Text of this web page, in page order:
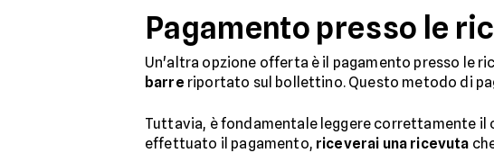
Pagamento presso le
Un'altra opzione offerta è il pagamento presso le
barre riportato sul bollettino. Questo metodo di
Tuttavia, è fondamentale leggere correttamente il
effettuato il pagamento, riceverai una ricevuta